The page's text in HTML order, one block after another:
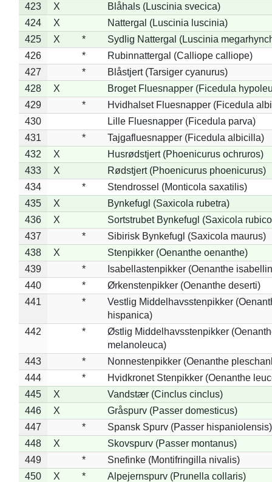
423
X
Blåhals (Luscinia svecica)
424
X
Nattergal (Luscinia luscinia)
425
X *
Sydlig Nattergal (Luscinia
426
*
Rubinnattergal (Calliope calliope)
427
*
Blåstjert (Tarsiger cyanurus)
428
X
Broget Fluesnapper (Ficedula
429
*
Hvidhalset Fluesnapper (Ficedula
430
Lille Fluesnapper (Ficedula parva)
431
*
Tajgafluesnapper (Ficedula albicilla)
432
X
Husrødstjert (Phoenicurus ochruros)
433
X
Rødstjert (Phoenicurus phoenicurus)
434
*
Stendrossel (Monticola saxatilis)
435
X
Bynkefugl (Saxicola rubetra)
436
X
Sortstrubet Bynkefugl (Saxicola
437
*
Sibirisk Bynkefugl (Saxicola maurus)
438
X
Stenpikker (Oenanthe oenanthe)
439
*
Isabellastenpikker (Oenanthe
440
*
Ørkenstenpikker (Oenanthe deserti)
441
*
Vestlig Middelhavsstenpikker
hispanica)
442
*
Østlig Middelhavsstenpikker
melanoleuca)
443
*
Nonnestenpikker (Oenanthe
444
*
Hvidkronet Stenpikker (Oenanthe
445
X
Vandstær (Cinclus cinclus)
446
X
Gråspurv (Passer domesticus)
447
*
Spansk Spurv (Passer hispaniolensis)
448
X
Skovspurv (Passer montanus)
449
*
Snefinke (Montifringilla nivalis)
450
X *
Alpejernspurv (Prunella collaris)